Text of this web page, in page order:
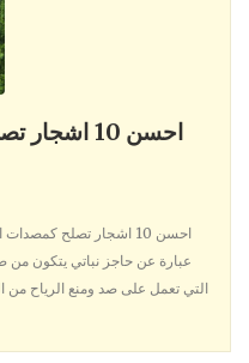
احسن 10
احسن 10 اشجار تصلح
عبارة عن حاجز نباتي يتكون
التي تعمل على صد ومنع الرياح من